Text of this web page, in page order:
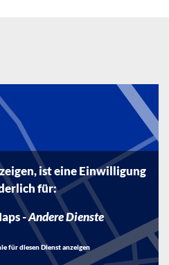
ist eine Einwilligung
für:
-Andere Dienste
für diesen Dienst anzeigen